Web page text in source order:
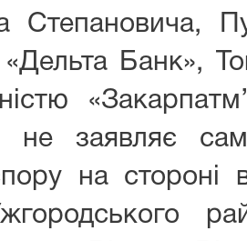
Степановича,
«Дельта Банк»,
не заявляє
на стороні